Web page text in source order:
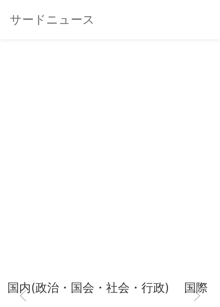
サードニュース
国内(政治・国会・社会・行政) 国際